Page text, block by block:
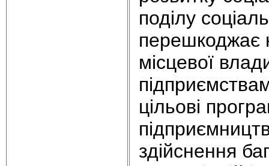
поділу
перешкоджає
місцевої
цільові
здійснення